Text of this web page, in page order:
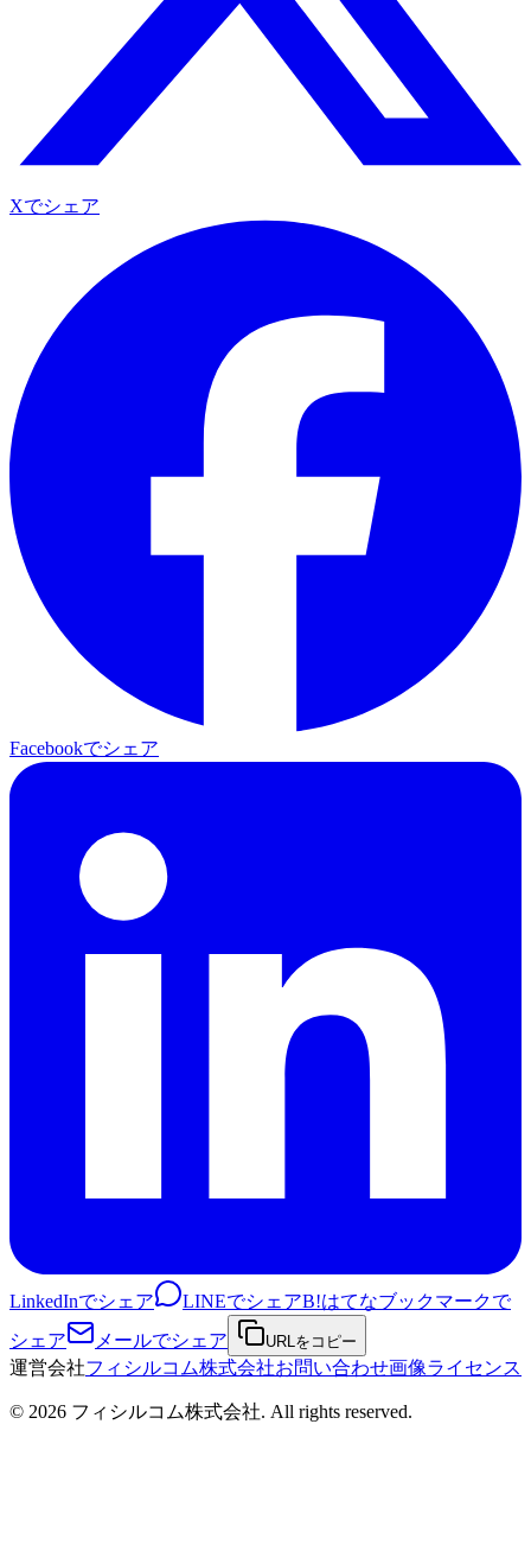
Xでシェア
Facebookでシェア
LinkedInでシェア LINEでシェアB!はてなブックマークで
シェア
メールでシェア URLをコピー
運営会社フィシルコム株式会社お問い合わせ画像ライセンス
© 2026 フィシルコム株式会社. All rights reserved.